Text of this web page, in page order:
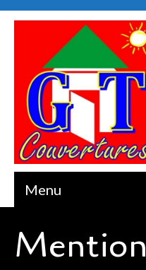
Menu
L’entreprise